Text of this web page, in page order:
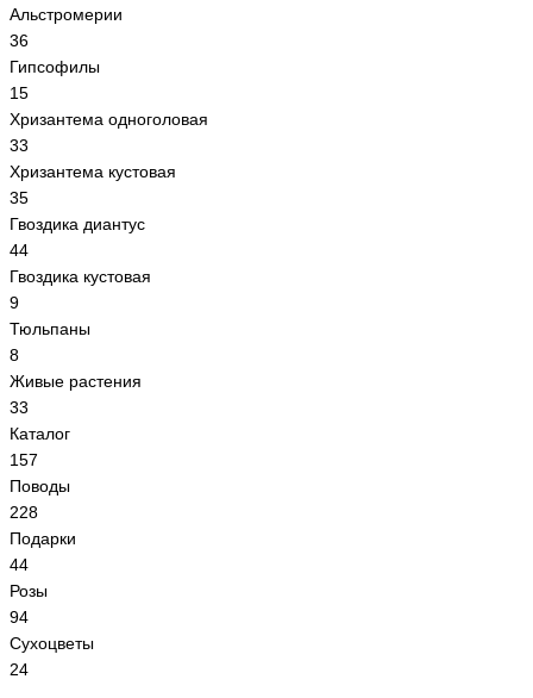
Альстромерии
36
Гипсoфилы
15
Хризантема одноголовая
33
Хризантема кустовая
35
Гвоздика диантус
44
Гвоздика кустовая
9
Тюльпаны
8
Живые растения
33
Каталог
157
Поводы
228
Подарки
44
Розы
94
Сухоцветы
24